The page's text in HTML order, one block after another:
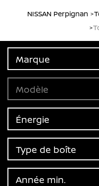
NISSAN Perpignan
Marque
Modèle
Énergie
Type de boîte
Année min.